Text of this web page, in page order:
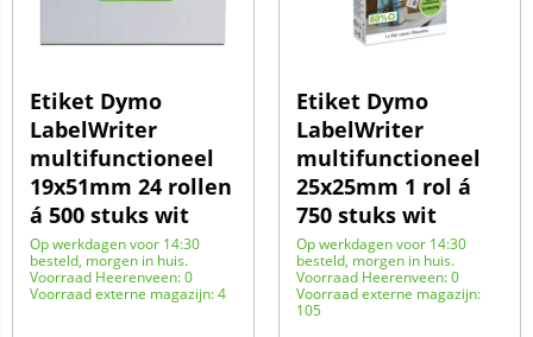
Etiket Dymo
LabelWriter
multifunctioneel
19x51mm 24 rollen
á 500 stuks wit
Op werkdagen voor 14:30
besteld, morgen in huis.
Voorraad Heerenveen: 0
Voorraad externe magazijn: 4
Etiket Dymo
LabelWriter
multifunctioneel
25x25mm 1 rol á
750 stuks wit
Op werkdagen voor 14:30
besteld, morgen in huis.
Voorraad Heerenveen: 0
Voorraad externe magazijn:
105